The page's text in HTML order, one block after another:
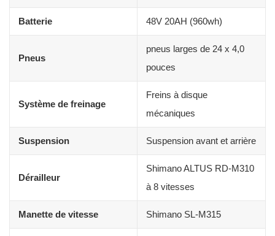
Batterie 48V 20AH (960wh)
Pneus
pneus larges de 24 x 4,0
pouces
Système de freinage
Freins à disque
mécaniques
Suspension Suspension avant et arrière
Dérailleur
Shimano ALTUS RD-M310
à 8 vitesses
Manette de vitesse Shimano SL-M315